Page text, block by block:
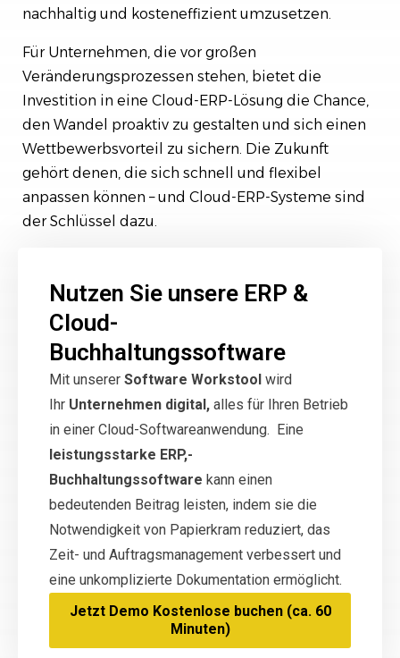
nachhaltig und kosteneffizient umzusetzen.
Für Unternehmen, die vor großen
Veränderungsprozessen stehen, bietet die
Investition in eine Cloud-ERP-Lösung die Chance,
den Wandel proaktiv zu gestalten und sich einen
Wettbewerbsvorteil zu sichern. Die Zukunft
gehört denen, die sich schnell und flexibel
anpassen können – und Cloud-ERP-Systeme sind
der Schlüssel dazu.
Nutzen Sie unsere ERP &
Cloud-
Buchhaltungssoftware
Mit unserer Software Workstool wird
Ihr Unternehmen digital, alles für Ihren Betrieb
in einer Cloud-Softwareanwendung. Eine
leistungsstarke ERP,-
Buchhaltungssoftware kann einen
bedeutenden Beitrag leisten, indem sie die
Notwendigkeit von Papierkram reduziert, das
Zeit- und Auftragsmanagement verbessert und
eine unkomplizierte Dokumentation ermöglicht.
Jetzt Demo Kostenlose buchen (ca. 60
Minuten)